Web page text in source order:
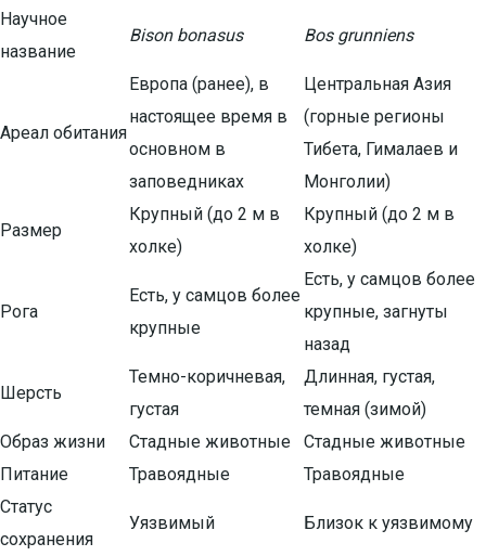
Научное
название
Bison bonasus Bos grunniens
Ареал обитания
Европа (ранее), в
настоящее время в
основном в
заповедниках
Центральная Азия
(горные регионы
Тибета, Гималаев и
Монголии)
Размер
Крупный (до 2 м в
холке)
Крупный (до 2 м в
холке)
Рога
Есть, у самцов более
крупные
Есть, у самцов более
крупные, загнуты
назад
Шерсть
Темно-коричневая,
густая
Длинная, густая,
темная (зимой)
Образ жизни
Стадные животные
Стадные животные
Питание
Травоядные
Травоядные
Статус
сохранения
Уязвимый Близок к уязвимому